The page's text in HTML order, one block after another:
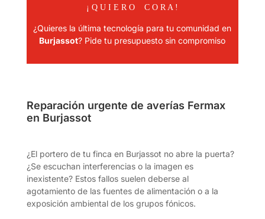
¡ Q U I E R O C O R A !
¿Quieres la última tecnología para tu comunidad en
Burjassot? Pide tu presupuesto sin compromiso
Reparación urgente de averías Fermax
en Burjassot
¿El portero de tu finca en Burjassot no abre la puerta?
¿Se escuchan interferencias o la imagen es
inexistente? Estos fallos suelen deberse al
agotamiento de las fuentes de alimentación o a la
exposición ambiental de los grupos fónicos.